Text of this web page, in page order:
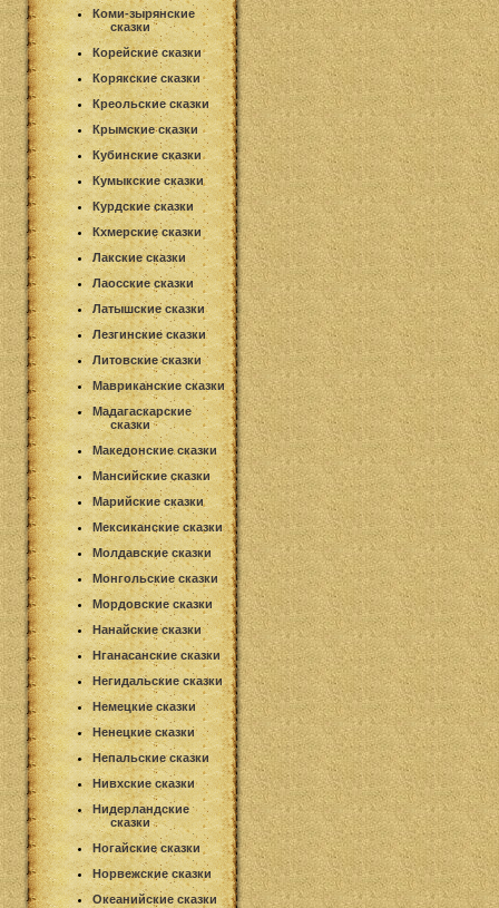
Коми-зырянские
сказки
Корейские сказки
Корякские сказки
Креольские сказки
Крымские сказки
Кубинские сказки
Кумыкские сказки
Курдские сказки
Кхмерские сказки
Лакские сказки
Лаосские сказки
Латышские сказки
Лезгинские сказки
Литовские сказки
Мавриканские сказки
Мадагаскарские
сказки
Македонские сказки
Мансийские сказки
Марийские сказки
Мексиканские сказки
Молдавские сказки
Монгольские сказки
Мордовские сказки
Нанайские сказки
Нганасанские сказки
Негидальские сказки
Немецкие сказки
Ненецкие сказки
Непальские сказки
Нивхские сказки
Нидерландские
сказки
Ногайские сказки
Норвежские сказки
Океанийские сказки